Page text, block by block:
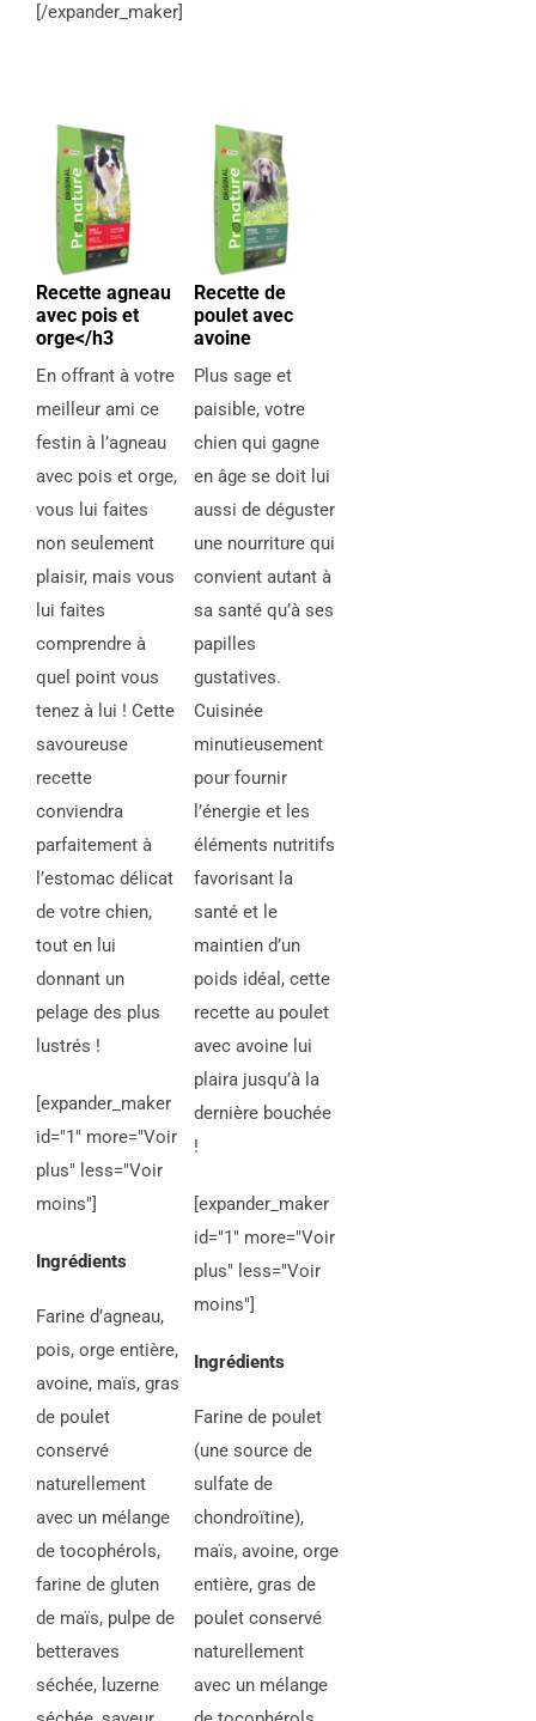
[/expander_maker]
Recette agneau
avec pois et
orge</h3
En offrant à votre
meilleur ami ce
festin à l’agneau
avec pois et orge,
vous lui faites
non seulement
plaisir, mais vous
lui faites
comprendre à
quel point vous
tenez à lui ! Cette
savoureuse
recette
conviendra
parfaitement à
l’estomac délicat
de votre chien,
tout en lui
donnant un
pelage des plus
lustrés !
[expander_maker
id="1" more="Voir
plus" less="Voir
moins"]
Ingrédients
Farine d’agneau,
pois, orge entière,
avoine, maïs, gras
de poulet
conservé
naturellement
avec un mélange
de tocophérols,
farine de gluten
de maïs, pulpe de
betteraves
séchée, luzerne
Recette de
poulet avec
avoine
Plus sage et
paisible, votre
chien qui gagne
en âge se doit lui
aussi de déguster
une nourriture qui
convient autant à
sa santé qu’à ses
papilles
gustatives.
Cuisinée
minutieusement
pour fournir
l’énergie et les
éléments nutritifs
favorisant la
santé et le
maintien d’un
poids idéal, cette
recette au poulet
avec avoine lui
plaira jusqu’à la
dernière bouchée
!
[expander_maker
id="1" more="Voir
plus" less="Voir
moins"]
Ingrédients
Farine de poulet
(une source de
sulfate de
chondroïtine),
maïs, avoine, orge
entière, gras de
poulet conservé
naturellement
avec un mélange